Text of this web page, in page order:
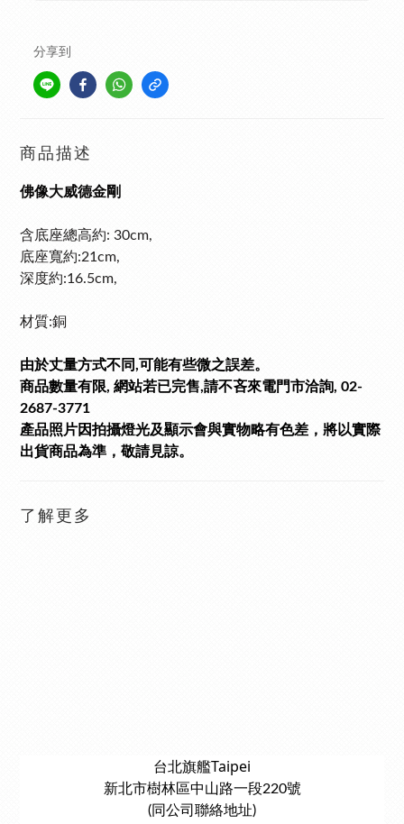
分享到
商品描述
佛像大威德金剛
含底座總高約: 30cm,
底座寬約:21cm,
深度約:16.5cm,
材質:銅
由於丈量方式不同,可能有些微之誤差。
商品數量有限, 網站若已完售,請不吝來電門市洽詢, 02-
2687-3771
產品照片因拍攝燈光及顯示會與實物略有色差，將以實際
出貨商品為準，敬請見諒。
了解更多
台北旗艦Taipei
新北市樹林區中山路一段220號
(同公司聯絡地址)